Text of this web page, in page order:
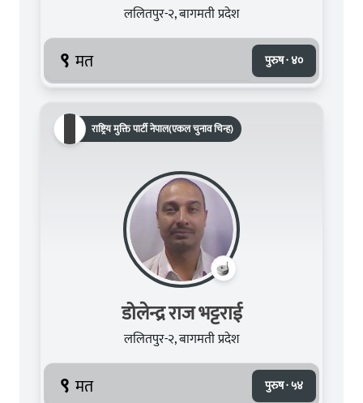
ललितपुर-२, बागमती प्रदेश
९ मत पुरुष · ४०
राष्ट्रिय मुक्ति पार्टी नेपाल(एकल चुनाव चिन्ह)
डोलेन्द्र राज भट्टराई
ललितपुर-२, बागमती प्रदेश
९ मत पुरुष · ५४